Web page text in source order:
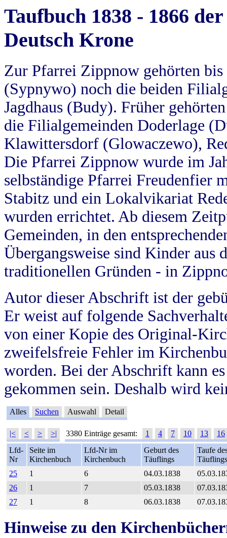
Taufbuch 1838 - 1866
Deutsch Krone
Zur Pfarrei Zippnow gehörten
(Sypnywo) noch die beiden
Jagdhaus (Budy). Früher
die Filialgemeinden Doderlage
Klawittersdorf (Glowaczewo),
Die Pfarrei Zippnow wurde im
selbständige Pfarrei Freudenfier
Stabitz und ein Lokalvikariat
wurden errichtet. Ab diesem
Gemeinden, in den
Übergangsweise sind Kinder aus
traditionellen Gründen - in
Autor dieser Abschrift ist der
Er weist auf folgende
von einer Kopie des Original-
zweifelsfreie Fehler im
worden. Bei der Abschrift kann
gekommen sein. Deshalb wird
Alles Suchen Auswahl Detail
|< < > >| 3380 Einträge gesamt: 1 4 7 10 13
16
Lfd-
Nr
Seite im
Kirchenbuch
Lfd-Nr im
Kirchenbuch
Geburt des
Täuflings
Taufe
Täuflings
25
1 6 04.03.1838
26
1 7 05.03.1838
27
1 8 06.03.1838
Hinweise zu den